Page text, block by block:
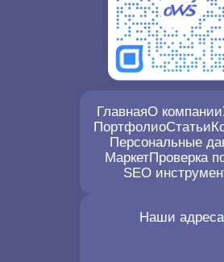
ГлавнаяО компании
ПортфолиоСтатьи
Персональные
МаркетПроверка
SEO
Наши адреса